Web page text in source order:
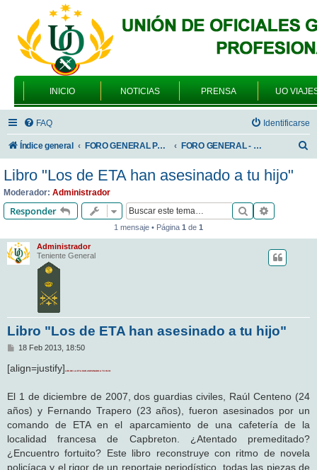
INICIO NOTICIAS PRENSA UO
FAQ Identificarse
Índice general FORO GENERAL PARA TODOS LOS USUARIOS FORO GENERAL - VARIEDADES
r
Libro "Los de ETA han asesinado a tu hijo"
Moderador: Administrador
Responder Buscar
1 mensaje • Página 1 de 1
Administrador
Teniente General
Libro "Los de ETA han asesinado a tu hijo"
M
n
s
j
e
18 Feb 2013, 18:50
[align=justify] LOS DE LA ETA HAN ASESINADO A TU HIJO
El 1 de diciembre de 2007, dos guardias civiles, Raúl Centeno (24
años) y Fernando Trapero (23 años), fueron asesinados por un
comando de ETA en el aparcamiento de una cafetería de la
localidad francesa de Capbreton. ¿Atentado premeditado?
¿Encuentro fortuito? Este libro reconstruye con ritmo de novela
policíaca y el rigor de un reportaje periodístico, todas las piezas de